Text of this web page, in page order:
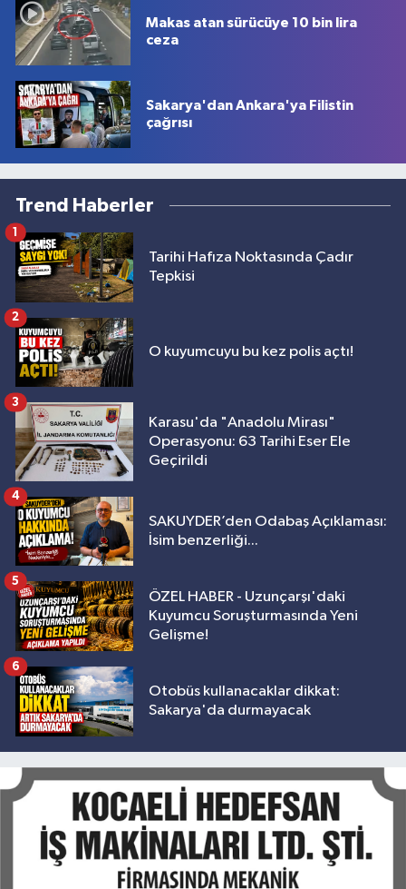
Makas atan sürücüye 10 bin lira
ceza
Sakarya'dan Ankara'ya Filistin
çağrısı
Trend Haberler
Tarihi Hafıza Noktasında Çadır
Tepkisi
1
O kuyumcuyu bu kez polis açtı!
2
Karasu'da "Anadolu Mirası"
Operasyonu: 63 Tarihi Eser Ele
Geçirildi
3
SAKUYDER’den Odabaş Açıklaması:
İsim benzerliği...
4
ÖZEL HABER - Uzunçarşı'daki
Kuyumcu Soruşturmasında Yeni
Gelişme!
5
Otobüs kullanacaklar dikkat:
Sakarya'da durmayacak
6